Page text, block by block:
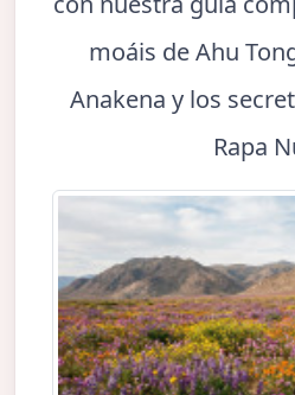
moáis de Ahu
Anakena y los
Rapa